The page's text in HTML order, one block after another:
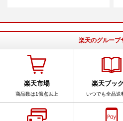
楽天のグループ
楽天市場
商品数は1億点以上
楽天ブッ
いつでも全品送